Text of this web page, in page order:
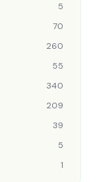
5
70
260
55
340
209
39
5
1